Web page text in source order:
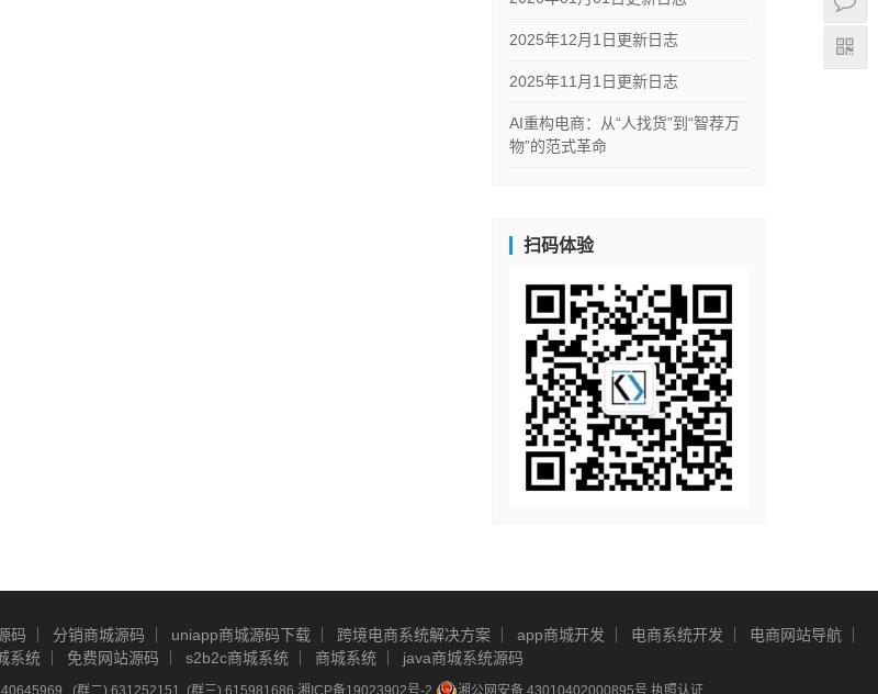
2025年12月1日更新日志
2025年11月1日更新日志
AI重构电商：从“人找货”到“智荐万
物”的范式革命
扫码体验
码 分销商城源码 uniapp商城源码下载 跨境电商系统解决方案 app商城开发 电商系统开发
电商网站导航
系统 免费网站源码 s2b2c商城系统 商城系统 java商城系统源码
, (群二) 631252151, (群三) 615981686 湘ICP备19023902号-2 湘公网安备 43010402000895号 执照认证